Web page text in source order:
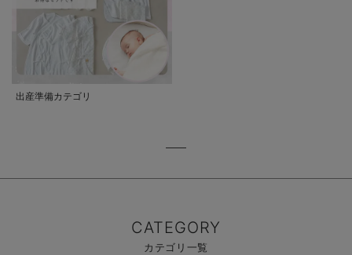
出産準備カテゴリ
CATEGORY
カテゴリ一覧